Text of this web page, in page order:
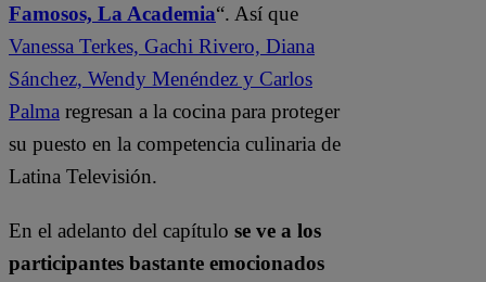
Famosos, La Academia“. Así que
Vanessa Terkes, Gachi Rivero, Diana
Sánchez, Wendy Menéndez y Carlos
Palma regresan a la cocina para proteger
su puesto en la competencia culinaria de
Latina Televisión.
En el adelanto del capítulo se ve a los
participantes bastante emocionados